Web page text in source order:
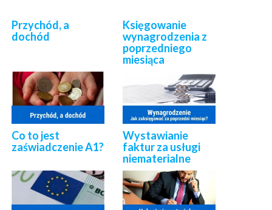
Przychód, a
dochód
Księgowanie
wynagrodzenia z
poprzedniego
miesiąca
Co to jest
zaświadczenie A1?
Wystawianie
faktur za usługi
niematerialne